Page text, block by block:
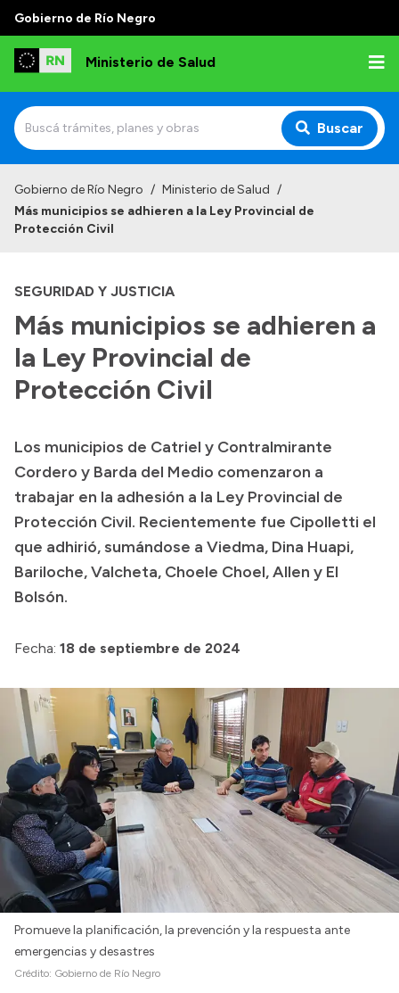
Gobierno de Río Negro
Ministerio de Salud
Buscar
Institucional
Autoridades
Consejos locales
Transparencia
Boletín Oficial
Compras y licitaciones
Consulta de expedientes
Consulta de pago a proveedores
Convocatorias
Intranet
Gobierno de Río Negro / Ministerio de Salud /
Más municipios se adhieren a la Ley Provincial de
Protección Civil
SEGURIDAD Y JUSTICIA
Más municipios se adhieren a
la Ley Provincial de
Protección Civil
Los municipios de Catriel y Contralmirante
Cordero y Barda del Medio comenzaron a
trabajar en la adhesión a la Ley Provincial de
Protección Civil. Recientemente fue Cipolletti el
que adhirió, sumándose a Viedma, Dina Huapi,
Bariloche, Valcheta, Choele Choel, Allen y El
Bolsón.
Fecha: 18 de septiembre de 2024
Promueve la planificación, la prevención y la respuesta ante
emergencias y desastres
Crédito: Gobierno de Río Negro